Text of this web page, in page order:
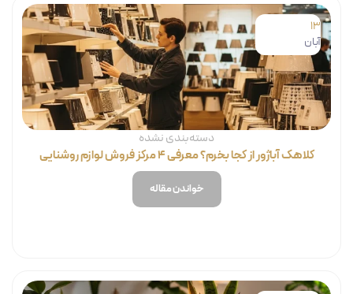
13
آبان
دسته‌بندی نشده
کلاهک آباژور از کجا بخرم؟ معرفی ۴ مرکز فروش لوازم روشنایی
خواندن مقاله